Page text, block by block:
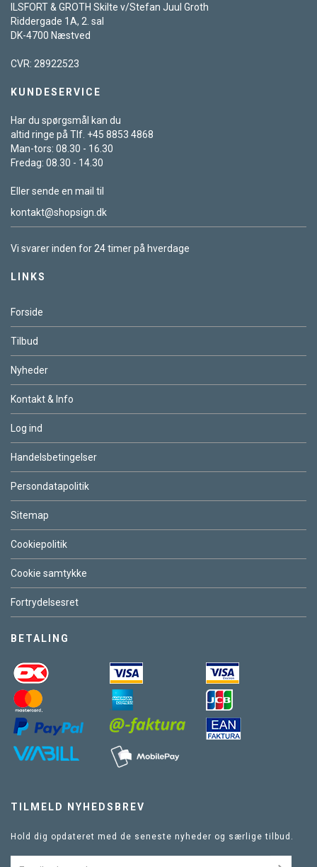
ILSFORT & GROTH Skilte v/Stefan Juul Groth
Riddergade 1A, 2. sal
DK-4700 Næstved
CVR: 28922523
KUNDESERVICE
Har du spørgsmål kan du
altid ringe på Tlf. +45 8853 4868
Man-tors: 08.30 - 16.30
Fredag: 08.30 - 14.30
Eller sende en mail til
kontakt@shopsign.dk
Vi svarer inden for 24 timer på hverdage
LINKS
Forside
Tilbud
Nyheder
Kontakt & Info
Log ind
Handelsbetingelser
Persondatapolitik
Sitemap
Cookiepolitik
Cookie samtykke
Fortrydelsesret
BETALING
TILMELD NYHEDSBREV
Hold dig opdateret med de seneste nyheder og særlige tilbud.